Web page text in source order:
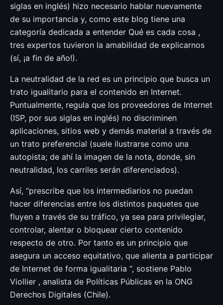
siglas en inglés) hizo necesario hablar nuevamente
de su importancia y, como este blog tiene una
categoría dedicada a entender Qué es cada cosa ,
tres expertos tuvieron la amabilidad de explicarnos
(sí, ¡a fin de año!).
La neutralidad de la red es un principio que busca un
trato igualitario para el contenido en Internet.
Puntualmente, regula que los proveedores de Internet
(ISP, por sus siglas en inglés) no discriminen
aplicaciones, sitios web y demás material a través de
un trato preferencial (suele ilustrarse como una
autopista; de ahí la imagen de la nota, donde, sin
neutralidad, los carriles serán diferenciados).
Así, “prescribe que los intermediarios no puedan
hacer diferencias entre los distintos paquetes que
fluyen a través de su tráfico, ya sea para privilegiar,
controlar, alentar o bloquear cierto contenido
respecto de otro. Por tanto es un principio que
asegura un acceso equitativo, que alienta a participar
de Internet de forma igualitaria “, sostiene Pablo
Viollier , analista de Políticas Públicas en la ONG
Derechos Digitales (Chile).